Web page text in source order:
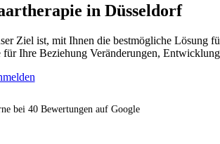
in Düsseldorf
Ziel ist, mit Ihnen die bestmögliche Lösung
für Ihre Beziehung Veränderungen,
bei 40 Bewertungen auf Google